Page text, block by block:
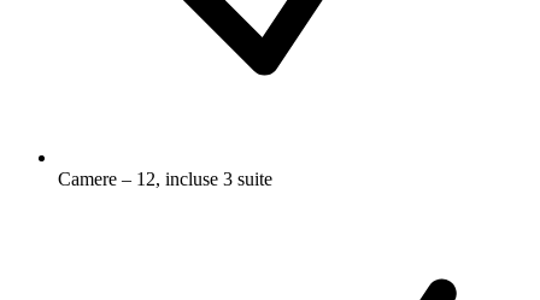
Camere – 12, incluse 3 suite